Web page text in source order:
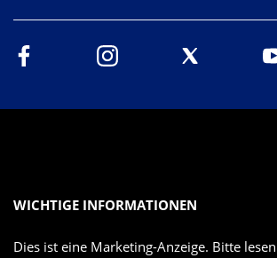
WICHTIGE INFORMATIONEN
Dies ist eine Marketing-Anzeige. Bitte